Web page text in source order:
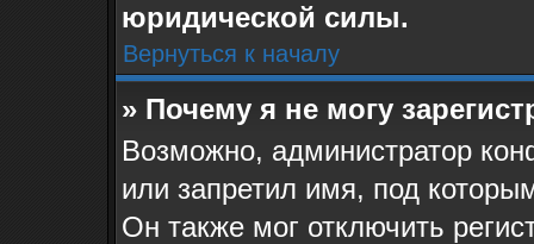
юридической силы.
Вернуться к началу
» Почему я не могу
Возможно, администратор
или запретил имя, под
Он также мог отключить